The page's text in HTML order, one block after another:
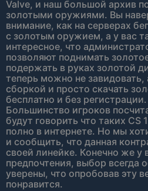
Valve, и наш большой архив
золотыми оружиями. Вы
внимание, как на серверах
с золотым оружием, а у вас
интересное, что
позволяют поднимать
подержать в руках золотой
теперь можно не завидовать,
сборкой и просто скачать
бесплатно и без регистрации.
Большинство игроков
будут говорить что таких
полно в интернете. Но мы
и сообщить, что данная
своей линейке. Конечно же у
предпочтения, выбор всегда
уверены, что опробовав эту
понравится.